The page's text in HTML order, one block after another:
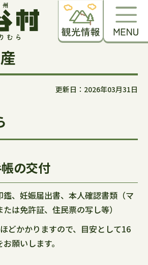
更新日：2026年03月31日
の交付
、妊娠届出書、本人確認書類（マ
は免許証、住民票の写し等）
どかかりますので、目安として16
願いします。